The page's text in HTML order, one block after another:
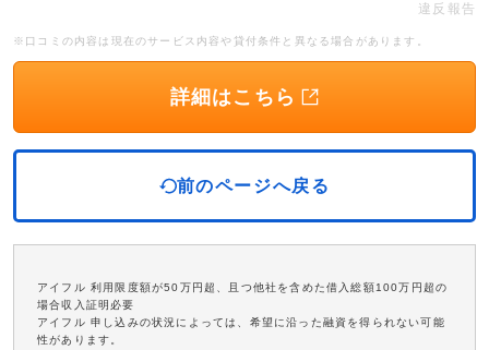
違反報告
※口コミの内容は現在のサービス内容や貸付条件と異なる場合があります。
詳細はこちら
前のページへ戻る
アイフル 利用限度額が50万円超、且つ他社を含めた借入総額100万円超の
場合収入証明必要
アイフル 申し込みの状況によっては、希望に沿った融資を得られない可能
性があります。